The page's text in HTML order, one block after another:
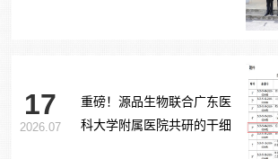
17
2026.07
重磅！源品生物联合广东医
科大学附属医院共研的干细